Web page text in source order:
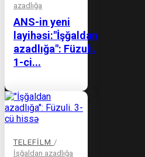
azadlığa
ANS-in yeni
layihəsi:"İşğaldan
azadlığa": Füzuli.
1-ci...
TELEFILM /
İşğaldan azadlığa